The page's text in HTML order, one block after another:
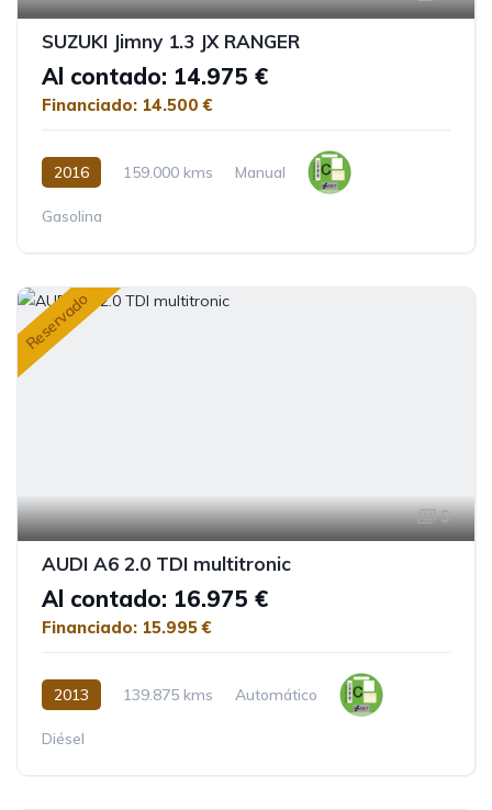
SUZUKI Jimny 1.3 JX RANGER
Al contado: 14.975 €
Financiado: 14.500 €
2016 159.000 kms Manual
Gasolina
Reservado
5
AUDI A6 2.0 TDI multitronic
Al contado: 16.975 €
Financiado: 15.995 €
2013 139.875 kms Automático
Diésel